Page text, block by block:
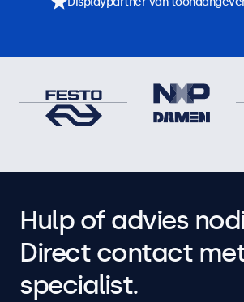
Hulp of advies
Direct contact
specialist.